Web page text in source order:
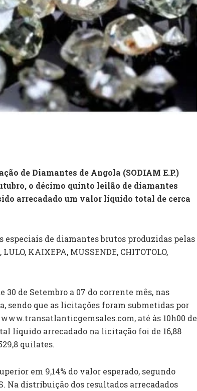
de Diamantes de Angola (SODIAM E.P.)
o décimo quinto leilão de diamantes
arrecadado um valor líquido total de cerca
especiais de diamantes brutos produzidas pelas
KAIXEPA, MUSSENDE, CHITOTOLO,
30 de Setembro a 07 do corrente mês, nas
sendo que as licitações foram submetidas por
até às 10h00 de
líquido arrecadado na licitação foi de 16,88
quilates.
em 9,14% do valor esperado, segundo
Na distribuição dos resultados arrecadados